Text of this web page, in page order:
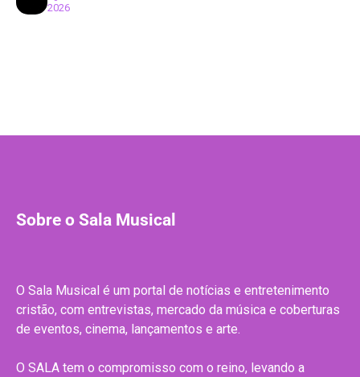
2026
Sobre o Sala Musical
O Sala Musical é um portal de notícias e entretenimento
cristão, com entrevistas, mercado da música e coberturas
de eventos, cinema, lançamentos e arte.
O SALA tem o compromisso com o reino, levando a